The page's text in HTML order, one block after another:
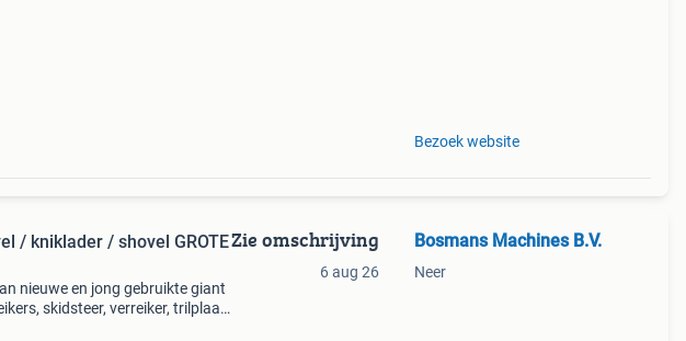
Bezoek website
/ kniklader / shovel GROTE
nieuwe en jong gebruikte giant
skidsteer, verreiker, trilplaat,
Zie omschrijving
6 aug 26
Bosmans Machines B.V.
Neer